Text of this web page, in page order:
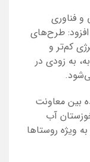
و فناوری
طرح‌های
کم‌تر و
به زودی در
بین معاونت
آب
ویژه روستاها